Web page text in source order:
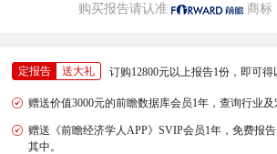
购买报告请认准
商标
定报告 送大礼 订购12800元以上报告1份，即可得
赠送价值3000元的前瞻数据库会员1年，查询行业及
赠送《前瞻经济学人APP》SVIP会员1年，免费报
其中。